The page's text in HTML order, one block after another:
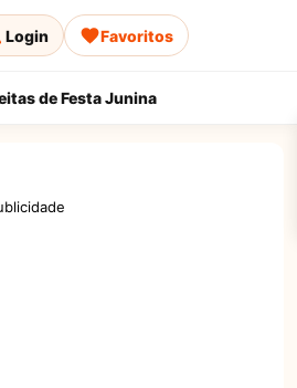
Login Favoritos
de Festa Junina